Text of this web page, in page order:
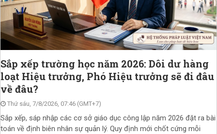
Sắp xếp trường học năm 2026: Dôi dư hàng
loạt Hiệu trưởng, Phó Hiệu trưởng sẽ đi đâu
về đâu?
Thứ sáu, 7/8/2026, 07:46 (GMT+7)
Sắp xếp, sáp nhập các cơ sở giáo dục công lập năm 2026 đặt ra bài
toán về định biên nhân sự quản lý. Quy định mới chốt cứng mỗi